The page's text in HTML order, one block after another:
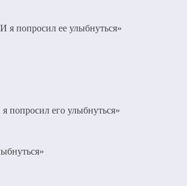
я попросил ее улыбнуться»
попросил его улыбнуться»